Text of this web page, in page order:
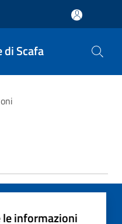
di Scafa
le informazioni